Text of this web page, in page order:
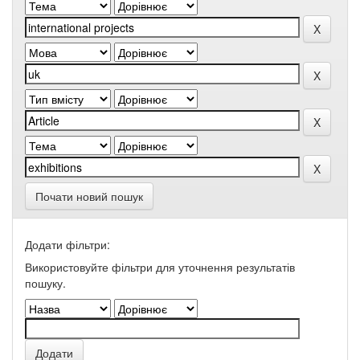
Почати новий пошук
Додати фільтри:
Використовуйте фільтри для уточнення результатів
пошуку.